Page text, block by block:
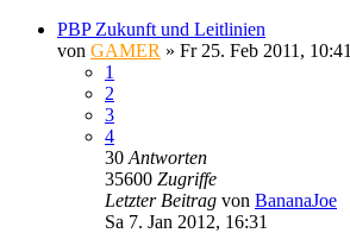
PBP Zukunft und Leitlinien
von GAMER » Fr 25. Feb 2011, 10:41
1
2
3
4
30 Antworten
35600 Zugriffe
Letzter Beitrag von BananaJoe
Sa 7. Jan 2012, 16:31